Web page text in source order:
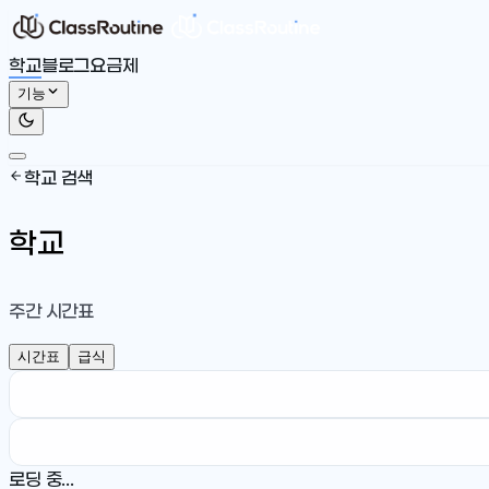
학교블로그요금제
기능
학교 검색
학교
주간 시간표
시간표 급식
로딩 중...